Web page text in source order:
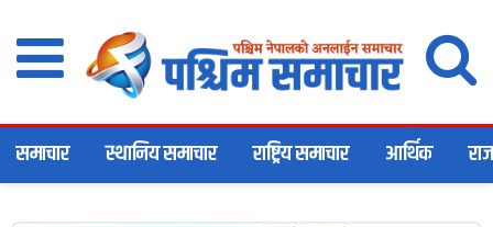
समाचार स्थानिय समाचार राष्ट्रिय समाचार आर्थिक